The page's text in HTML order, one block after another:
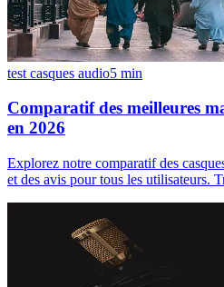
test casques audio5 min
Comparatif des meilleures
en 2026
Explorez notre comparatif des
et des avis pour tous les utilisateurs.